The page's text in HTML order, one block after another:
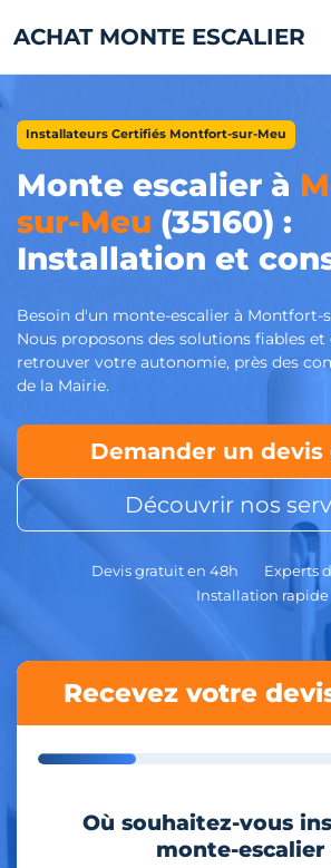
ACHAT MONTE ESCALIER
Installateurs Certifiés Montfort-sur-Meu
Monte escalier à
sur-Meu (35160) :
Installation et
Besoin d'un monte-escalier à Montfort-
Nous proposons des solutions fiables
retrouver votre autonomie, près des
de la Mairie.
Demander un
Découvrir nos
Devis gratuit en 48h
Experts
Installation rapide
Recevez votre
Où souhaitez-vous
monte-escalier